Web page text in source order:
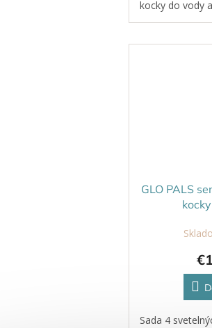
kocky do vody
GLO PALS
Sada 4